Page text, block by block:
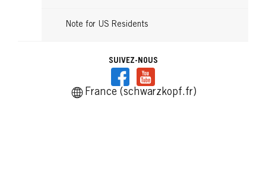
Note for US Residents
SUIVEZ-NOUS
France (schwarzkopf.fr)